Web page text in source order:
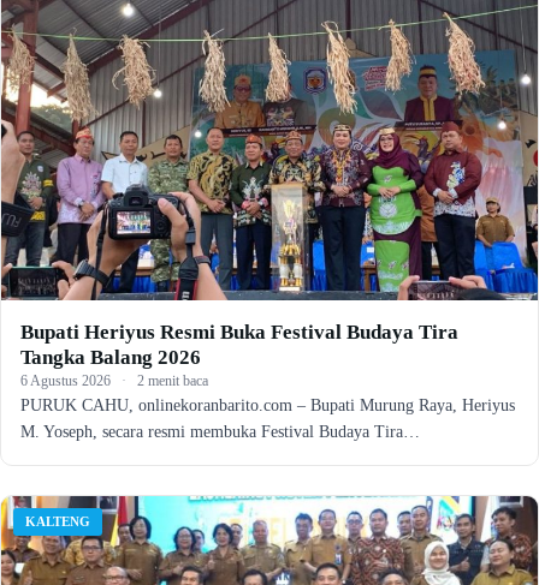
Bupati Heriyus Resmi Buka Festival Budaya Tira
Tangka Balang 2026
6 Agustus 2026 · 2 menit baca
PURUK CAHU, onlinekoranbarito.com – Bupati Murung Raya, Heriyus
M. Yoseph, secara resmi membuka Festival Budaya Tira…
KALTENG